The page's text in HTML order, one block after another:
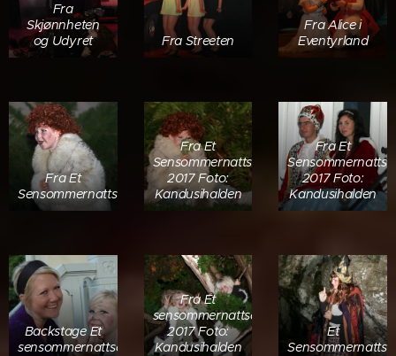
Fra
Skjønnheten
og Udyret
Fra Streeten
Fra Alice i
Eventyrland
Fra Et
Sensommernattseventyr
Fra Et
Sensommernattseventyr
2017 Foto:
Kandusihalden
Fra Et
2017 Foto:
Kandusihalden
Backstage Et
sensommernattseventyr
Fra Et
sensommernattseventyr
2017 Foto:
Kandusihalden
Et